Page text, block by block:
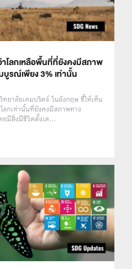
โลกเหลือพื้นที่ที่ยังคงมีสภาพ
บูรณ์เพียง 3% เท่านั้น
ยาลัยเคมบริดจ์ ในอังกฤษ ชี้ให้เห็น
กเท่านั้นที่ยังคงมีสภาพทาง
ยมีสิ่งมีชีวิตดั้งเด…